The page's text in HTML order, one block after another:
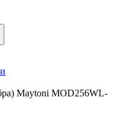
Maytoni MOD256WL-